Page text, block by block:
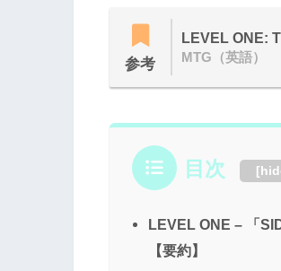
参考
LEVEL ONE:
MTG（英語）
目次 [
LEVEL ONE – 「
【要約】